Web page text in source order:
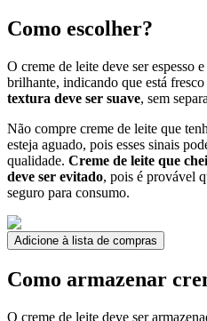
Como escolher?
O creme de leite deve ser espesso
brilhante, indicando que está
textura deve ser suave, sem
Não compre creme de leite que
esteja aguado, pois esses sinais
qualidade. Creme de leite que
deve ser evitado, pois é provável
seguro para consumo.
Adicione à lista de compras
Como armazenar
O creme de leite deve ser